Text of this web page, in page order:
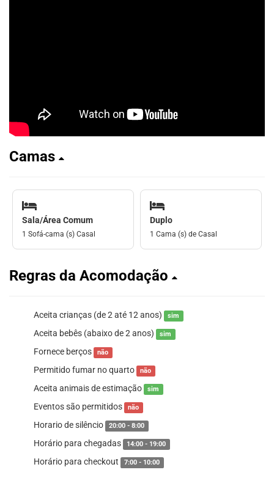
Camas
Sala/Área Comum
1 Sofá-cama (s) Casal
Duplo
1 Cama (s) de Casal
Regras da Acomodação
Aceita crianças (de 2 até 12 anos) sim
Aceita bebês (abaixo de 2 anos) sim
Fornece berços não
Permitido fumar no quarto não
Aceita animais de estimação sim
Eventos são permitidos não
Horario de silêncio 20:00 - 8:00
Horário para chegadas 14:00 - 19:00
Horário para checkout 7:00 - 10:00